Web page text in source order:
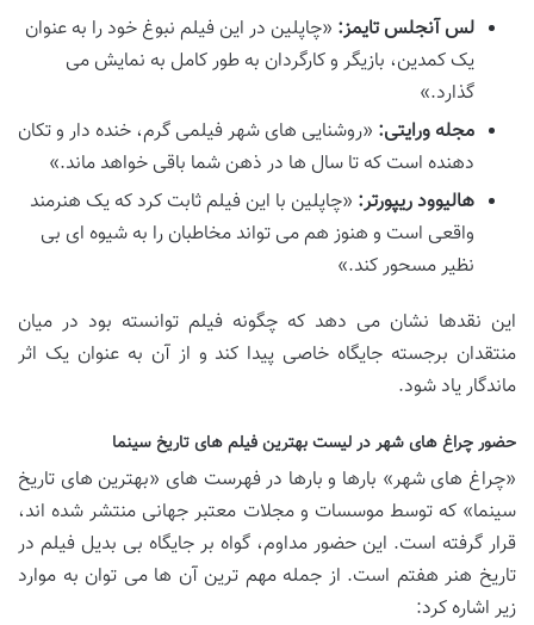
لس آنجلس تایمز: «چاپلین در این فیلم نبوغ خود را به عنوان
یک کمدین، بازیگر و کارگردان به طور کامل به نمایش می
گذارد.»
مجله ورایتی: «روشنایی های شهر فیلمی گرم، خنده دار و تکان
دهنده است که تا سال ها در ذهن شما باقی خواهد ماند.»
هالیوود ریپورتر: «چاپلین با این فیلم ثابت کرد که یک هنرمند
واقعی است و هنوز هم می تواند مخاطبان را به شیوه ای بی
نظیر مسحور کند.»
این نقدها نشان می دهد که چگونه فیلم توانسته بود در میان
منتقدان برجسته جایگاه خاصی پیدا کند و از آن به عنوان یک اثر
ماندگار یاد شود.
حضور چراغ های شهر در لیست بهترین فیلم های تاریخ سینما
«چراغ های شهر» بارها و بارها در فهرست های «بهترین های تاریخ
سینما» که توسط موسسات و مجلات معتبر جهانی منتشر شده اند،
قرار گرفته است. این حضور مداوم، گواه بر جایگاه بی بدیل فیلم در
تاریخ هنر هفتم است. از جمله مهم ترین آن ها می توان به موارد
زیر اشاره کرد: